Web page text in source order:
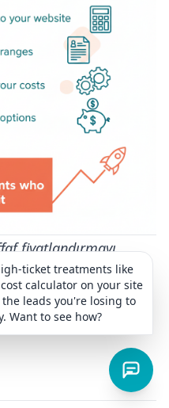
fiyatlandırmayı
DentalPrice AI’yı
3 katını nitelikli
destekli maliyet
ticket treatments like
calculator on your site
leads you're losing to
Want to see how?